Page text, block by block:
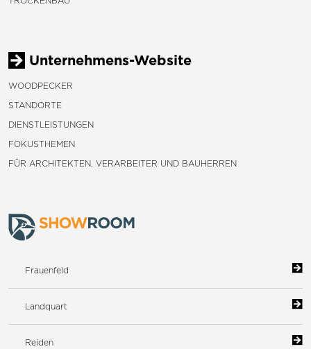
Unternehmens-Website
WOODPECKER
STANDORTE
DIENSTLEISTUNGEN
FOKUSTHEMEN
FÜR ARCHITEKTEN, VERARBEITER UND BAUHERREN
Frauenfeld
Landquart
Reiden